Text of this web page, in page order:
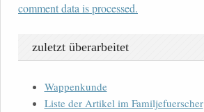
comment data is processed.
zuletzt überarbeitet
Wappenkunde
Liste der Artikel im Familjefuerscher